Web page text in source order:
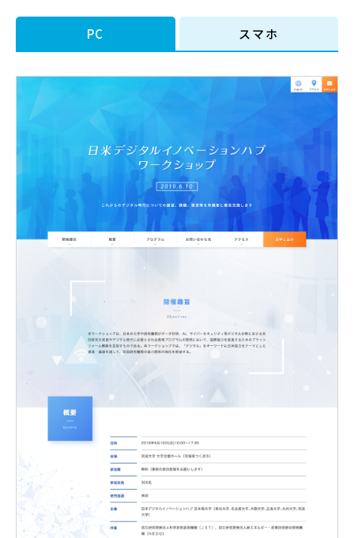
PC スマホ